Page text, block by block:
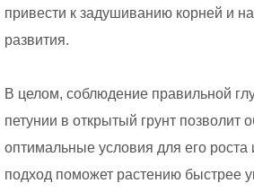
привести к задушиванию корней и
развития.
В целом, соблюдение правильной
петунии в открытый грунт позволит
оптимальные условия для его роста
подход поможет растению быстрее